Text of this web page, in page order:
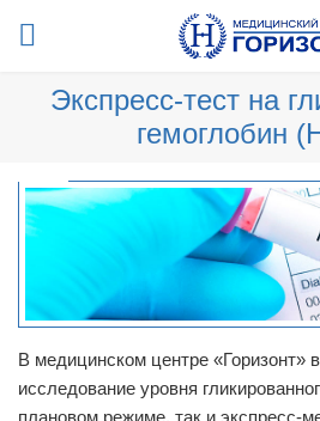
Экспресс-тест на
гемоглобин
В медицинском центре «Горизонт»
исследование уровня